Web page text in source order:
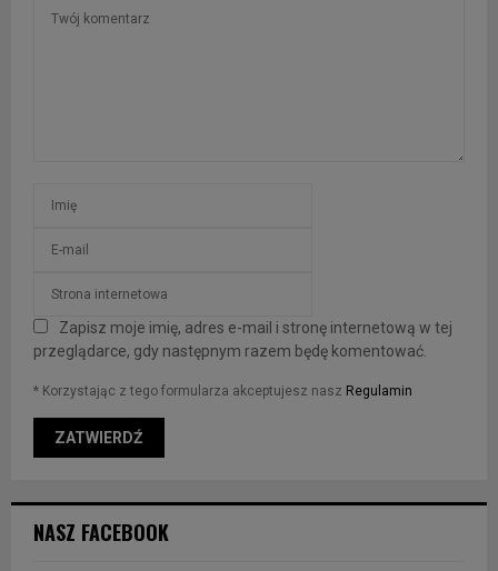
Zapisz moje imię, adres e-mail i stronę internetową w tej
przeglądarce, gdy następnym razem będę komentować.
* Korzystając z tego formularza akceptujesz nasz Regulamin
NASZ FACEBOOK